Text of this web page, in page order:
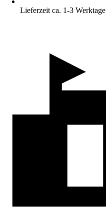
Lieferzeit ca. 1-3 Werktage